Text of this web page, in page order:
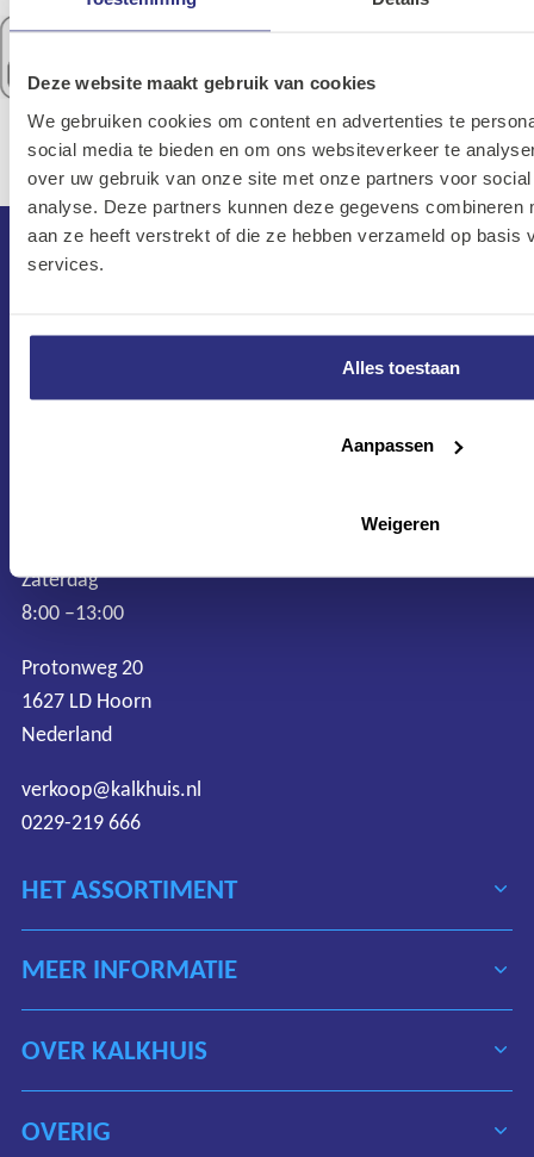
Deze website maakt gebruik van cookies
We gebruiken cookies om content en advertenties te
social media te bieden en om ons websiteverkeer te
over uw gebruik van onze site met onze partners voor
analyse. Deze partners kunnen deze gegevens combineren
aan ze heeft verstrekt of die ze hebben verzameld op basis
services.
Alles toestaan
Aanpassen
Weigeren
HET ASSORTIMENT
MEER INFORMATIE
OVER KALKHUIS
Zaterdag
8:00 –13:00
Protonweg 20
1627 LD Hoorn
Nederland
verkoop@kalkhuis.nl
0229-219 666
OVERIG